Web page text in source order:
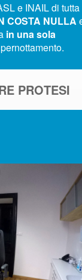
e INAIL di tutta
COSTA NULLA
in una sola
.
PROTESI